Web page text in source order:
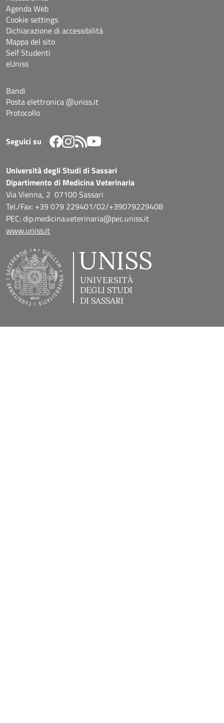
Università degli Studi di Sassari
Dipartimento di Medicina Veterinaria
Via Vienna, 2 07100 Sassari
Tel./Fax: +39 079 229401/02/+39079229408
PEC: dip.medicina.veterinaria@pec.uniss.it
www.uniss.it
Agenda Web
Cookie settings
Dichiarazione di accessibilità
Mappa del sito
Self Studenti
eUniss
Bandi
Posta elettronica @uniss.it
Protocollo
Seguici su